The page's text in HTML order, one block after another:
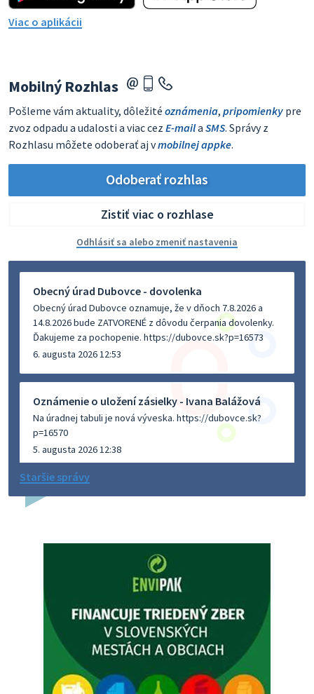
Viac o aplikácii
Mobilný Rozhlas
Pošleme vám aktuality, dôležité oznámenia, pripomienky pre
zvoz odpadu a udalosti a viac cez E-maila SMS. Správy z
Rozhlasu môžete odoberať aj vmobilnej appke.
Odoberať rozhlas
Zistiť viac o rozhlase
Odhlásiť sa alebo zmeniť nastavenia
Obecný úrad Dubovce - dovolenka
Obecný úrad Dubovce oznamuje, že v dňoch 7.8.2026 a
14.8.2026 bude ZATVORENÉ z dôvodu čerpania dovolenky.
Ďakujeme za pochopenie. https://dubovce.sk?p=16573
6. augusta 2026 12:53
Oznámenie o uložení zásielky - Ivana Balážová
Na úradnej tabuli je nová výveska. https://dubovce.sk?
p=16570
5. augusta 2026 12:38
Dovolenka - MUDr. Marián Sivoň
budeZATVORENÁ z dôvodu čerpania dovolenky. Akútne
prípady bude riešiť MUDr.Fisch…
Zajtrajší zvoz odpadu
Vážený občan, zajtra 5. 8. sa bude zvážať komunálny odpad.
4. augusta 2026 15:30
Staršie správy